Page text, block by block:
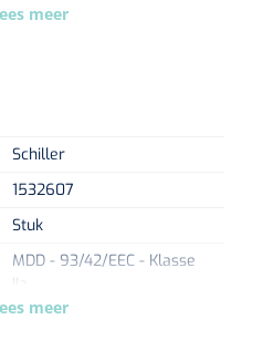
meer
meer
Schiller
1532607
Stuk
MDD - 93/42/EEC - Klasse
IIa